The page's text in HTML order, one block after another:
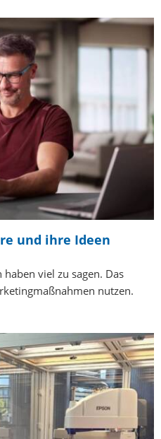
und ihre Ideen
viel zu sagen. Das
nutzen.